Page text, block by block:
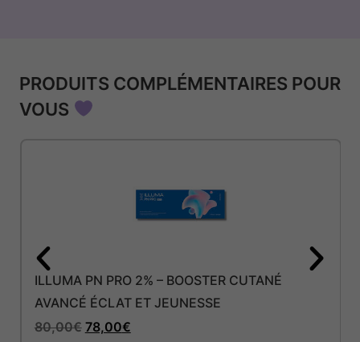
PRODUITS COMPLÉMENTAIRES POUR
VOUS
ILLUMA PN PRO 2% – BOOSTER CUTANÉ
AVANCÉ ÉCLAT ET JEUNESSE
80,00€ 78,00€